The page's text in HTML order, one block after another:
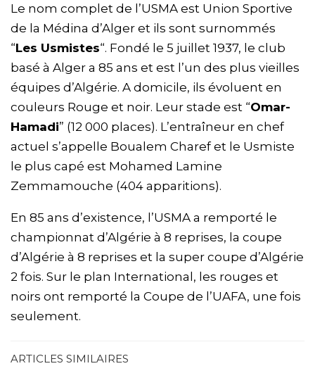
Le nom complet de l’USMA est Union Sportive
de la Médina d’Alger et ils sont surnommés
“Les Usmistes“. Fondé le 5 juillet 1937, le club
basé à Alger a 85 ans et est l’un des plus vieilles
équipes d’Algérie. A domicile, ils évoluent en
couleurs Rouge et noir. Leur stade est “Omar-
Hamadi” (12 000 places). L’entraîneur en chef
actuel s’appelle Boualem Charef et le Usmiste
le plus capé est Mohamed Lamine
Zemmamouche (404 apparitions).
En 85 ans d’existence, l’USMA a remporté le
championnat d’Algérie à 8 reprises, la coupe
d’Algérie à 8 reprises et la super coupe d’Algérie
2 fois. Sur le plan International, les rouges et
noirs ont remporté la Coupe de l’UAFA, une fois
seulement.
ARTICLES SIMILAIRES